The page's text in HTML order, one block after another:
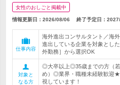
女性のおしごと掲載中
情報更新日：2026/08/06 終了予定日：
仕事内容
海外進出コンサルタント／海
進出している企業を対象と
外勤務］から選択OK
対象と
なる方
◎大卒以上◎35歳までの方（
め）◎業界・職種未経験歓迎★
視しています！